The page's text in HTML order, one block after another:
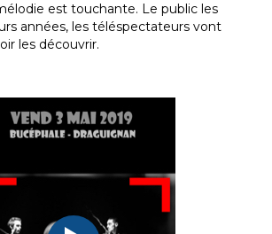
est touchante. Le public les
années, les téléspectateurs vont
les découvrir.